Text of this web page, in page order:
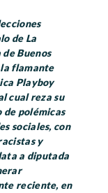
de La
Buenos
flamante
Playboy
cual reza su
de polémicas
sociales, con
y
a diputada
reciente, en